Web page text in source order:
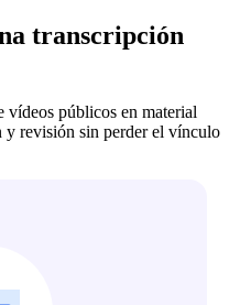
transcripción
vídeos públicos en material
y revisión sin perder el vínculo